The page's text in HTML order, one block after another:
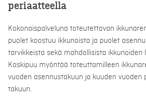
periaatteella
Kokonaispalveluna toteutettavan
puolet koostuu ikkunoista ja puolet
tarvikkeista sekä mahdollisista ikkunoiden
Kaskipuu myöntää toteuttamilleen
vuoden asennustakuun ja kuuden vuoden
takuun.